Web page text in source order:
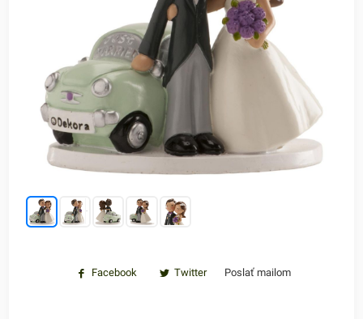
Facebook Twitter Poslať mailom